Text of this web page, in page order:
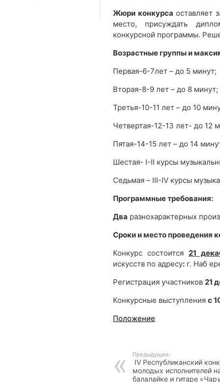
Жюри конкурса оставляет
место, присуждать
конкурсной программы.
Возрастные группы и
Первая-6-7лет – до 5 минут;
Вторая-8-9 лет – до 8 минут;
Третья-10-11 лет – до 10
Четвертая-12-13 лет- до 12
Пятая-14-15 лет – до 14
Шестая- I-II курсы
Седьмая – III-IV курсы
Программные требования:
Два разнохарактерных
Сроки и место проведения
Конкурс состоится 21
искусств по адресу: г. Наб
Регистрация участников 21
Конкурсные выступления с
Положение
Предыдущее:
IV Республиканский
молодых исполнителей
балалайке и гитаре